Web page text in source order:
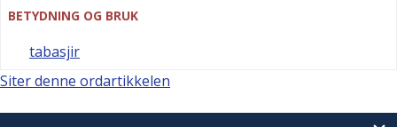
BETYDNING OG BRUK
tabasjir
Siter denne ordartikkelen